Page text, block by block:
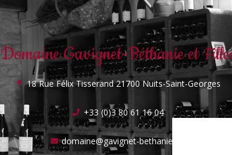
Domaine Gavignet-Béthanie et
18 Rue Félix Tisserand 21700 Nuits-Saint-Georges
+33 (0)3 80 61 16 04
domaine@gavignet-bethanie.vin